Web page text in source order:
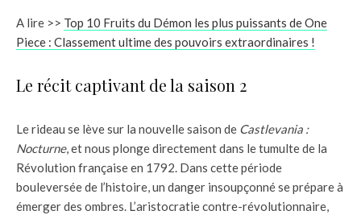
A lire >> Top 10 Fruits du Démon les plus puissants de One
Piece : Classement ultime des pouvoirs extraordinaires !
Le récit captivant de la saison 2
Le rideau se lève sur la nouvelle saison de Castlevania :
Nocturne, et nous plonge directement dans le tumulte de la
Révolution française en 1792. Dans cette période
bouleversée de l’histoire, un danger insoupçonné se prépare à
émerger des ombres. L’aristocratie contre-révolutionnaire,